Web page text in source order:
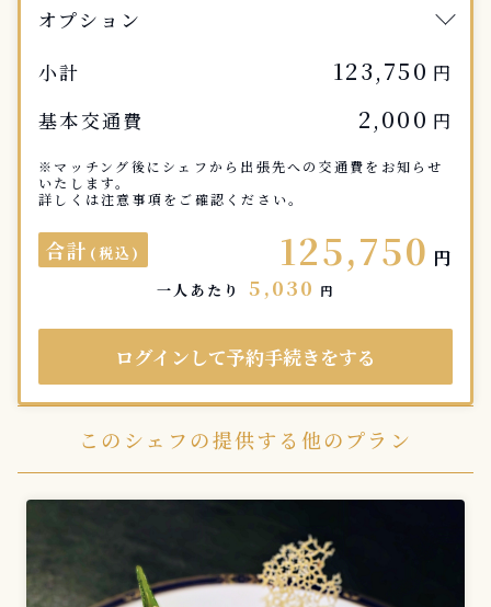
オプション
小計
123,750 円
基本交通費 2,000 円
※マッチング後にシェフから出張先への交通費をお知らせ
いたします。
詳しくは注意事項をご確認ください。
合計 (税込) 125,750 円
一人あたり 5,030 円
ログインして予約手続きをする
このシェフの提供する他のプラン